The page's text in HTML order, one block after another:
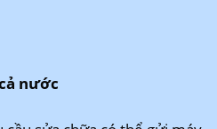
nước